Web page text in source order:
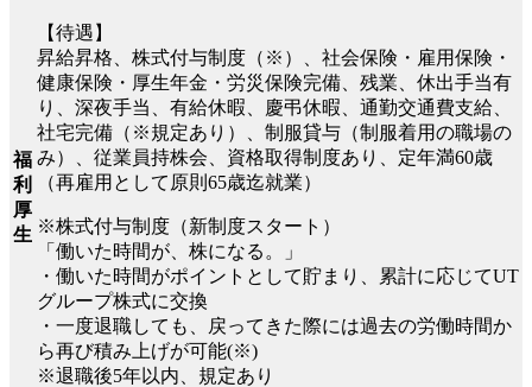
福
利
厚
生
【待遇】
昇給昇格、株式付与制度（※）、社会保険・雇用保険・
健康保険・厚生年金・労災保険完備、残業、休出手当有
り、深夜手当、有給休暇、慶弔休暇、通勤交通費支給、
社宅完備（※規定あり）、制服貸与（制服着用の職場の
み）、従業員持株会、資格取得制度あり、定年満60歳
（再雇用として原則65歳迄就業）
※株式付与制度（新制度スタート）
「働いた時間が、株になる。」
・働いた時間がポイントとして貯まり、累計に応じてUT
グループ株式に交換
・一度退職しても、戻ってきた際には過去の労働時間か
ら再び積み上げが可能(※)
※退職後5年以内、規定あり